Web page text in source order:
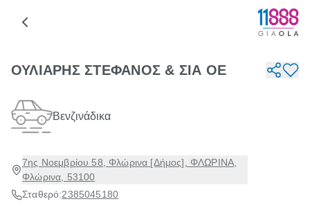
ΟΥΛΙΑΡΗΣ ΣΤΕΦΑΝΟΣ & ΣΙΑ ΟΕ
Βενζινάδικα
7ης Νοεμβρίου 58, Φλώρινα [Δήμος], ΦΛΩΡΙΝΑ,
Φλώρινα, 53100
Σταθερό:2385045180